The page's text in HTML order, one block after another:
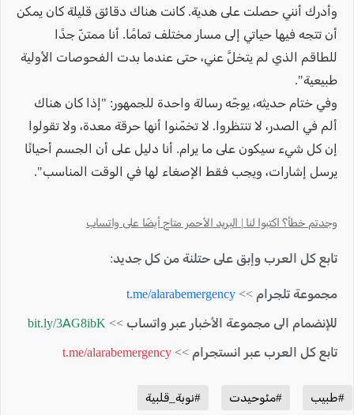
وأدرك أنني حصلت على هدية. كانت هناك دقائق قليلة كان يمكن
أن تتجه فيها حياتي إلى مسار مختلف تمامًا. أنا ممتنّ جدًا
للطاقم الذي لم يتخلَّ عني، حتى عندما بدت الفحوصات الأولية
طبيعية".
وفي ختام حديثه، يوجّه رسالة واحدة للجمهور: "إذا كان هناك
ألم في الصدر، لا تنتظروا. لا تخمّنوا أنها حرقة معدة، ولا تقولوا
إن كل شيء سيكون على ما يرام. أنا دليل على أن الجسم أحيانًا
يرسل إشارات، ويجب فقط الإصغاء لها في الوقت المناسب".
وجدتم خطأ؟ اكتبوا لنا | البريد الأحمر متاح أيضًا على واتساب
تابع كل العرب وإبق على حتلنة من كل جديد:
مجموعة تلجرام >> t.me/alarabemergency
للإنضمام الى مجموعة الأخبار عبر واتساب >> bit.ly/3AG8ibK
تابع كل العرب عبر انستجرام >> t.me/alarabemergency
#طبيب #مئوحيدت #نوبة_قلبية